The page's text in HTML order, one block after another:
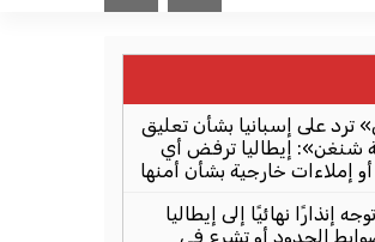
ترد على إسبانيا بشأن تعليق
شنغن»: إيطاليا ترفض أي
أو إملاءات خارجية بشأن أمنها
إنذارًا نهائيًا إلى إيطاليا
الحدود أو تشرع في